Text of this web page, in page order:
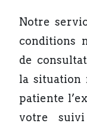
Notre
conditions
de
la situation
patiente
votre